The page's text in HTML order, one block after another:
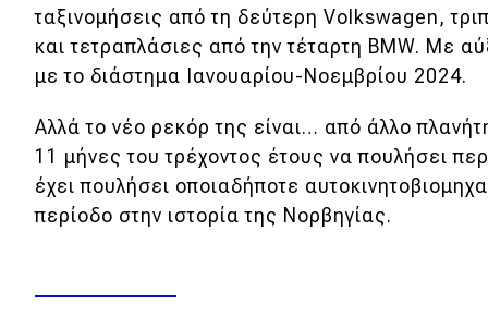
Πρωτότυπα
Ελλάδα
Τεχνολογία
Ασφάλεια
Αγορά
ταξινομήσεις από τη δεύτερη Volkswagen,
και τετραπλάσιες από την τέταρτη BMW. Με
με το διάστημα Ιανουαρίου-Νοεμβρίου 2024.
Αλλά το νέο ρεκόρ της είναι… από άλλο
11 μήνες του τρέχοντος έτους να πουλήσει
έχει πουλήσει οποιαδήποτε
περίοδο στην ιστορία της Νορβηγίας.